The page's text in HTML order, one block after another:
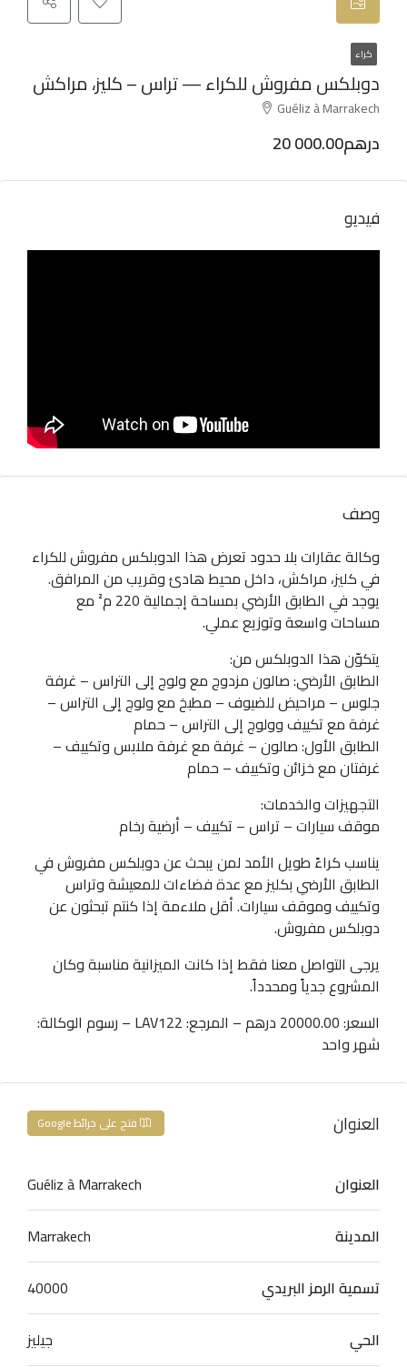
كراء
دوبلكس مفروش للكراء — تراس – كليز، مراكش
Guéliz à Marrakech
20 000.00درهم
فيديو
وصف
وكالة عقارات بلا حدود تعرض هذا الدوبلكس مفروش للكراء
في كليز، مراكش، داخل محيط هادئ وقريب من المرافق.
يوجد في الطابق الأرضي بمساحة إجمالية 220 م² مع
مساحات واسعة وتوزيع عملي.
يتكوّن هذا الدوبلكس من:
الطابق الأرضي: صالون مزدوج مع ولوج إلى التراس – غرفة
جلوس – مراحيض للضيوف – مطبخ مع ولوج إلى التراس –
غرفة مع تكييف وولوج إلى التراس – حمام
الطابق الأول: صالون – غرفة مع غرفة ملابس وتكييف –
غرفتان مع خزائن وتكييف – حمام
التجهيزات والخدمات:
موقف سيارات – تراس – تكييف – أرضية رخام
يناسب كراءً طويل الأمد لمن يبحث عن دوبلكس مفروش في
الطابق الأرضي بكليز مع عدة فضاءات للمعيشة وتراس
وتكييف وموقف سيارات. أقل ملاءمة إذا كنتم تبحثون عن
دوبلكس مفروش.
يرجى التواصل معنا فقط إذا كانت الميزانية مناسبة وكان
المشروع جدياً ومحدداً.
السعر: 20000.00 درهم – المرجع: LAV122 – رسوم الوكالة:
شهر واحد
العنوان فتح على خرائط Google
العنوان
Guéliz à Marrakech
المدينة
Marrakech
تسمية الرمز البريدي
40000
الحي
جيليز